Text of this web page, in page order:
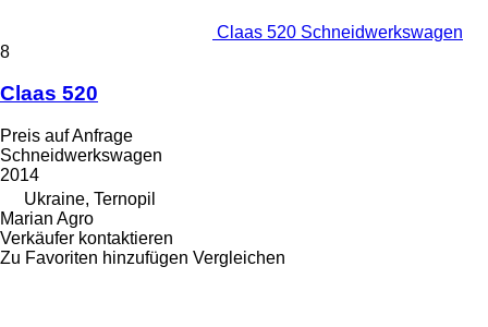
Claas 520 Schneidwerkswagen
8
Claas 520
Preis auf Anfrage
Schneidwerkswagen
2014
Ukraine, Ternopil
Marian Agro
Verkäufer kontaktieren
Zu Favoriten hinzufügen Vergleichen